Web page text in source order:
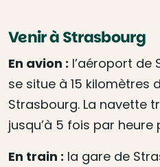
Venir à Strasbourg
En avion : l’aéroport de
se situe à 15 kilomètres
Strasbourg. La navette
jusqu’à 5 fois par
En train : la gare de